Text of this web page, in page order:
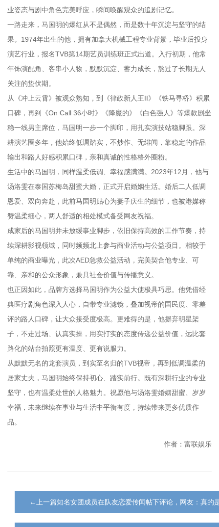
业姿态与剧中角色完美呼应，瞬间唤醒观众的追剧记忆。
一路走来，马国明的爆红从不是偶然，而是数十年沉淀与坚守的结
果。1974年出生的他，拥有加拿大机械工程专业背景，毕业后投身
演艺行业，报名TVB第14期艺员训练班正式出道。入行初期，他常
年饰演配角、客串小人物，默默沉淀、蓄力成长，熬过了长期无人
关注的蛰伏期。
从《冲上云霄》被观众熟知，到《律政新人王II》《铁马寻桥》积累
口碑，再到《On Call 36小时》《降魔的》《白色强人》等爆款剧坐
稳一线男主席位，马国明一步一个脚印，用扎实演技站稳脚跟。深
耕演艺圈多年，他始终低调踏实，不炒作、无绯闻，靠稳定的作品
输出和路人好感积累口碑，亲和真诚的性格格外圈粉。
生活中的马国明，同样温柔低调、幸福感满满。2023年12月，他与
汤洛雯在泰国苏梅岛甜蜜大婚，正式开启婚姻生活。婚后二人低调
恩爱、双向奔赴，此前马国明贴心为妻子庆生的细节，也被港媒称
赞温柔细心，两人舒适的相处模式备受网友祝福。
成家后的马国明并未放缓事业脚步，依旧保持高效的工作节奏，持
续深耕影视领域，同时频频北上参与商业活动与公益项目。相较于
单纯的商业曝光，此次AED急救公益活动，完美契合他专业、可
靠、亲和的公众形象，兼具社会价值与传播意义。
也正因如此，品牌方选择马国明作为公益大使极具巧思。他凭借经
典医疗剧角色深入人心，自带专业滤镜，叠加视帝的国民度、零差
评的路人口碑，让大众接受度极高。更难得的是，他摒弃明星架
子，不走过场、认真实操，用实打实的态度传递公益价值，远比套
路化的站台拍照更有温度、更有说服力。
从默默无名的龙套演员，到实至名归的TVB视帝，再到低调温柔的
居家丈夫，马国明始终保持初心、踏实前行。既有深耕行业的专业
坚守，也有温柔处世的人格魅力。祝愿他与汤洛雯婚姻甜蜜、岁岁
幸福，未来继续在事业与生活中平衡有度，持续带来更多优质作
品。
作者：富联娱乐
←上一篇知名女团成员在队友恋爱传闻帖下评论，网友：真的